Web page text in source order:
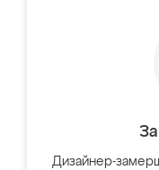
Дизайнер-